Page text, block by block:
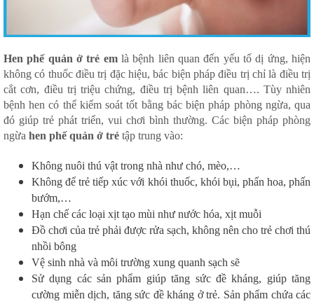
Hen phế quản ở trẻ emlà bệnh liên quan đến yếu tố dị ứng, hiện
không có thuốc điều trị đặc hiệu, bác biện pháp điều trị chỉ là điều trị
cắt cơn, điều trị triệu chứng, điều trị bệnh liên quan…. Tùy nhiên
bệnh hen có thể kiểm soát tốt bằng bác biện pháp phòng ngừa, qua
đó giúp trẻ phát triển, vui chơi bình thường. Các biện pháp phòng
ngừa hen phế quản ở trẻ tập trung vào:
Không nuôi thú vật trong nhà như chó, mèo,…
Không để trẻ tiếp xúc với khói thuốc, khói bụi, phấn hoa, phấn
bướm,…
Hạn chế các loại xịt tạo mùi như nước hóa, xịt muỗi
Đồ chơi của trẻ phải được rửa sạch, không nên cho trẻ chơi thú
nhồi bông
Vệ sinh nhà và môi trường xung quanh sạch sẽ
Sử dụng các sản phẩm giúp tăng sức đề kháng, giúp tăng
cường miễn dịch, tăng sức đề kháng ở trẻ. Sản phẩm chứa các